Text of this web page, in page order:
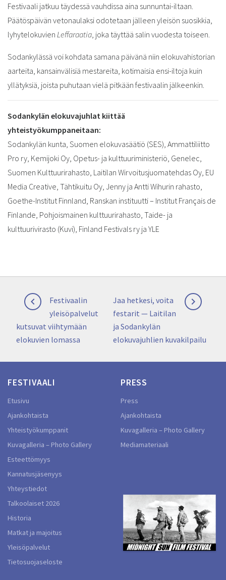
Festivaali jatkuu täydessä vauhdissa aina sunnuntai-iltaan.
Päätöspäivän vetonaulaksi odotetaan jälleen yleisön suosikkia,
lyhytelokuvien Leffaraatia , joka täyttää salin vuodesta toiseen.
Sodankylässä voi kohdata samana päivänä niin elokuvahistorian
aarteita, kansainvälisiä mestareita, kotimaisia ensi-iltoja kuin
yllätyksiä, joista puhutaan vielä pitkään festivaalin jälkeenkin.
Sodankylän elokuvajuhlat kiittää
yhteistyökumppaneitaan:
Sodankylän kunta, Suomen elokuvasäätiö (SES), Ammattiliitto
Pro ry, Kemijoki Oy, Opetus- ja kulttuuriministeriö, Genelec,
Suomen Kulttuurirahasto, Laitilan Wirvoitusjuomatehdas Oy, EU
Media Creative, Tähtikuitu Oy, Jenny ja Antti Wihurin rahasto,
Goethe-Institut Finnland, Ranskan instituutti – Institut Français de
Finlande, Pohjoismainen kulttuurirahasto, Taide- ja
kulttuurivirasto (Kuvi), Finland Festivals ry ja YLE
Artikkelien
selaus

Previous
post:
Festivaalin
yleisöpalvelut
kutsuvat viihtymään
elokuvien lomassa

Next
post:
Jaa hetkesi, voita
festarit — Laitilan
ja Sodankylän
elokuvajuhlien kuvakilpailu
FESTIVAALI
Etusivu
Ajankohtaista
Yhteistyökumppanit
Kuvagalleria – Photo Gallery
Esteettömyys
Kannatusjäsenyys
Yhteystiedot
Talkoolaiset 2026
Historia
Matkat ja majoitus
Yleisöpalvelut
Tietosuojaseloste
PRESS
Press
Ajankohtaista
Kuvagalleria – Photo Gallery
Mediamateriaali